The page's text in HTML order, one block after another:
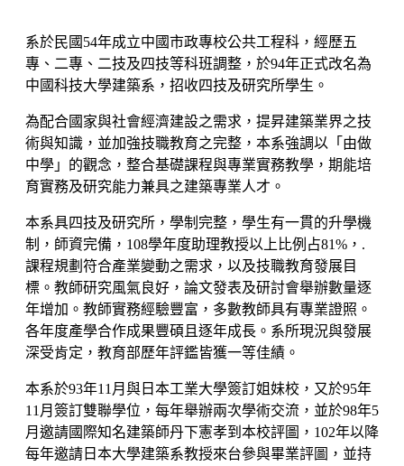
系於民國54年成立中國市政專校公共工程科，經歷五
專、二專、二技及四技等科班調整，於94年正式改名為
中國科技大學建築系，招收四技及研究所學生。
為配合國家與社會經濟建設之需求，提昇建築業界之技
術與知識，並加強技職教育之完整，本系強調以「由做
中學」的觀念，整合基礎課程與專業實務教學，期能培
育實務及研究能力兼具之建築專業人才。
本系具四技及研究所，學制完整，學生有一貫的升學機
制，師資完備，108學年度助理教授以上比例占81%，.
課程規劃符合產業變動之需求，以及技職教育發展目
標。教師研究風氣良好，論文發表及研討會舉辦數量逐
年增加。教師實務經驗豐富，多數教師具有專業證照。
各年度產學合作成果豐碩且逐年成長。系所現況與發展
深受肯定，教育部歷年評鑑皆獲一等佳績。
本系於93年11月與日本工業大學簽訂姐妹校，又於95年
11月簽訂雙聯學位，每年舉辦兩次學術交流，並於98年5
月邀請國際知名建築師丹下憲孝到本校評圖，102年以降
每年邀請日本大學建築系教授來台參與畢業評圖，並持